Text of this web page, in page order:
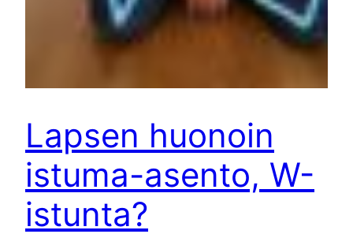
Lapsen huonoin
istuma-asento, W-
istunta?